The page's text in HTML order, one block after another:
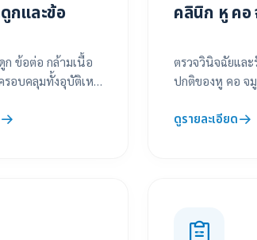
กและข้อ
ก ข้อต่อ กล้ามเนื้อ
รอบคลุมทั้งอุบัติเหตุ
คลินิก หู คอ
ตรวจวินิจฉัยและ
ปกติของหู คอ จ
ดูรายละเอียด